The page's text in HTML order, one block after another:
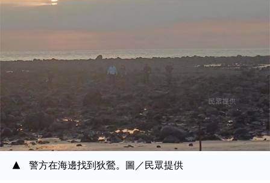
警方在海邊找到狄鶯。圖／民眾提供